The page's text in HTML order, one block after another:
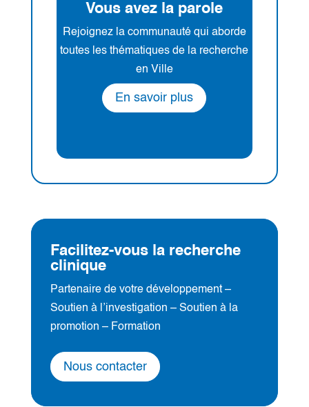
Vous avez la parole
Rejoignez la communauté qui aborde
toutes les thématiques de la recherche
en Ville
En savoir plus
Facilitez-vous la recherche
clinique
Partenaire de votre développement –
Soutien à l’investigation – Soutien à la
promotion – Formation
Nous contacter